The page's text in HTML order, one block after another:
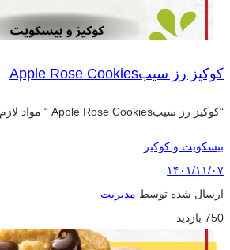
کوکیز رز سیبApple Rose Cookies
“کوکیز رز سیبApple Rose Cookies “ مواد لازم:…
بیسکویت و کوکیز
۱۴۰۱/۱۱/۰۷
ارسال شده توسط مدیریت
750 بازدید